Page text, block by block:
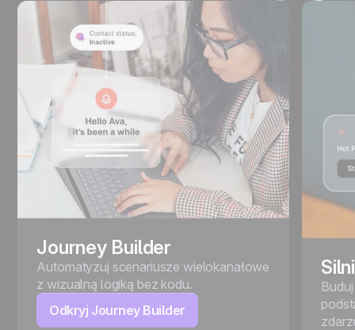
Journey Builder
Automatyzuj scenariusze wielokanałowe
z wizualną logiką bez kodu.
Odkryj Journey Builder